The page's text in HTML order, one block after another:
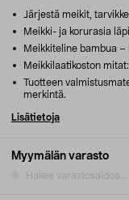
Myymälän varasto
Hakee varastosaldoa...
Järjestä meikit,
Meikki- ja korurasia
Meikkiteline bambua –
Meikkilaatikoston
Tuotteen
merkintä.
Lisätietoja